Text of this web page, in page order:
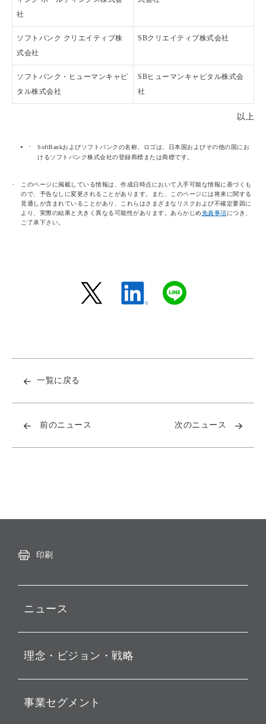
社
ソフトバンク クリエイティブ株
式会社
SBクリエイティブ株式会社
ソフトバンク・ヒューマンキャピ
タル株式会社
SBヒューマンキャピタル株式会
社
以上
SoftBankおよびソフトバンクの名称、ロゴは、日本国およびその他の国にお
けるソフトバンク株式会社の登録商標または商標です。
このページに掲載している情報は、作成日時点において入手可能な情報に基づくも
ので、予告なしに変更されることがあります。また、このページには将来に関する
見通しが含まれていることがあり、これらはさまざまなリスクおよび不確定要因に
より、実際の結果と大きく異なる可能性があります。あらかじめ免責事項につき、
ご了承下さい。
一覧に戻る
前のニュース 次のニュース
印刷
ニュース
お知らせ
動画配信
理念・ビジョン・戦略
経営理念
事業セグメント